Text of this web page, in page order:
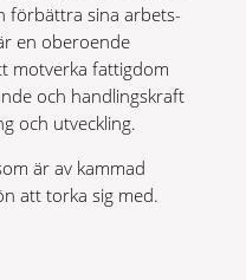
förbättra sina arbets-
en oberoende
motverka fattigdom
och handlingskraft
och utveckling.
är av kammad
att torka sig med.